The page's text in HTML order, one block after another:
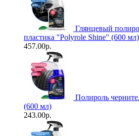
Глянцевый
пластика "Polyrole Shine" (600 мл)
457.00р.
Полироль
(600 мл)
243.00р.